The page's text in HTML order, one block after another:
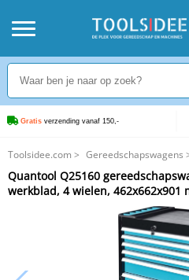
Gratis verzending vanaf 150,-
Toolsidee.com > Gereedschapswagens
Quantool Q25160 gereedschapswagen
wielen, 462x662x901 mm
Quantool Q25160
werkblad, 4 wielen, 462x662x901